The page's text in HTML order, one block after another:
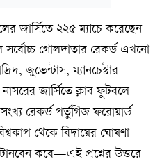
জার্সিতে ২২৫ ম্যাচে করেছেন
গোলদাতার রেকর্ড এখনো
জুভেন্টাস, ম্যানচেস্টার
জার্সিতে ক্লাব ফুটবলে
রেকর্ড পর্তুগিজ ফরোয়ার্ড
থেকে বিদায়ের ঘোষণা
কবে—এই প্রশ্নের উত্তরে